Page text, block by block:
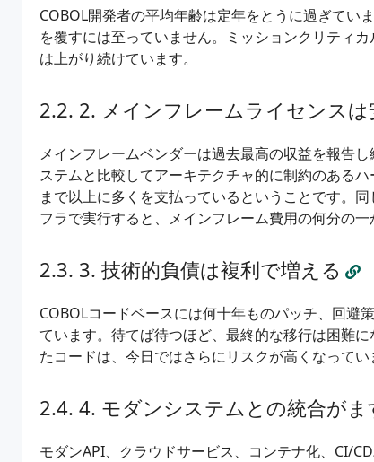
COBOL開発者の平均年齢は定年をとうに過ぎてい
を覆すには至っていません。ミッションクリティ
は上がり続けています。
2. メインフレームライセンス
メインフレームベンダーは過去最高の収益を報告
ステムと比較してアーキテクチャ的に制約のある
まで以上に多くを支払っているということです。
フラで実行すると、メインフレーム費用の何分の一
3. 技術的負債は複利で増える
COBOLコードベースには何十年ものパッチ、回避
ています。待てば待つほど、最終的な移行は困難
たコードは、今日ではさらにリスクが高くなってい
4. モダンシステムとの統合がま
モダンAPI、クラウドサービス、コンテナ化、CI/